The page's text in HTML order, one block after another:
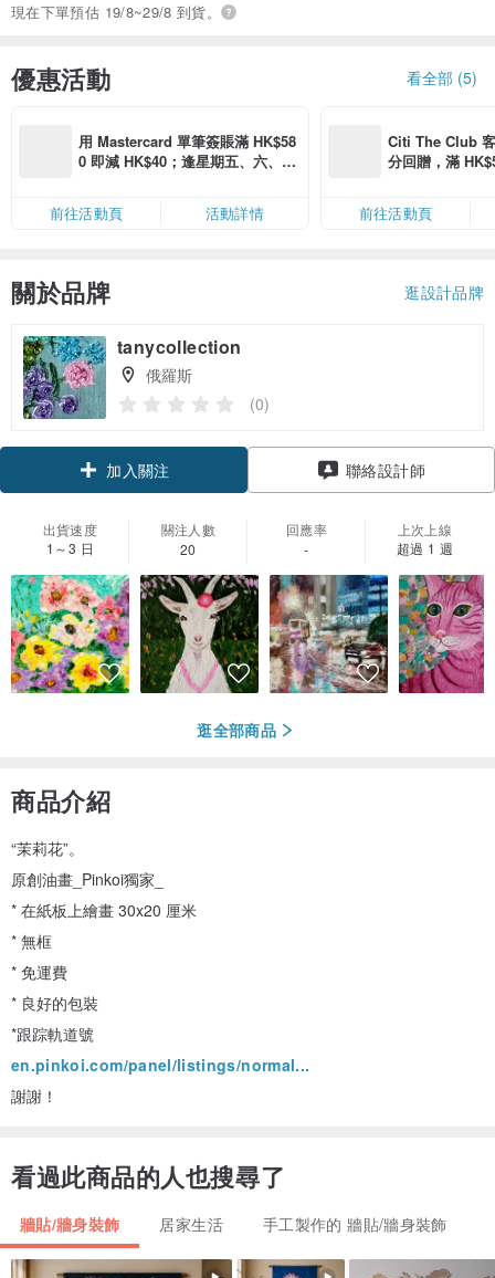
現在下單預估 19/8~29/8 到貨。
優惠活動 看全部 (5)
用 Mastercard 單筆簽賬滿 HK$58
0 即減 HK$40；逢星期五、六、日
卡」結帳）
前往活動頁 活動詳情
Citi The Club
分回贈，滿
前往活動頁
關於品牌 逛設計品牌
tanycollection
俄羅斯
(0)
加入關注 聯絡設計師
出貨速度
1～3 日
關注人數
20
回應率
-
上次上線
超過 1 週
逛全部商品
商品介紹
“茉莉花”。
原創油畫_Pinkoi獨家_
* 在紙板上繪畫 30x20 厘米
* 無框
* 免運費
* 良好的包裝
*跟踪軌道號
en.pinkoi.com/panel/listings/normal...
謝謝！
看過此商品的人也搜尋了
牆貼/牆身裝飾 居家生活 手工製作的 牆貼/牆身裝飾